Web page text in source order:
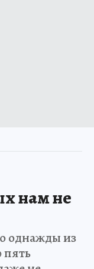
нам не
однажды из
пять